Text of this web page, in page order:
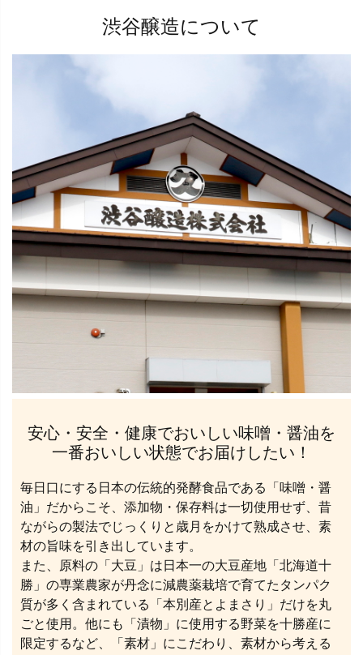
渋谷醸造について
安心・安全・健康でおいしい味噌・醤油を
一番おいしい状態でお届けしたい！
毎日口にする日本の伝統的発酵食品である「味噌・醤
油」だからこそ、添加物・保存料は一切使用せず、昔
ながらの製法でじっくりと歳月をかけて熟成させ、素
材の旨味を引き出しています。
また、原料の「大豆」は日本一の大豆産地「北海道十
勝」の専業農家が丹念に減農薬栽培で育てたタンパク
質が多く含まれている「本別産とよまさり」だけを丸
ごと使用。他にも「漬物」に使用する野菜を十勝産に
限定するなど、「素材」にこだわり、素材から考える